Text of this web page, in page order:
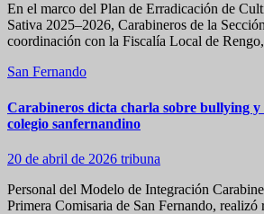
En el marco del Plan de Erradicación de
Sativa 2025–2026, Carabineros de la
coordinación con la Fiscalía Local de
San Fernando
Carabineros dicta charla sobre bullying y
colegio sanfernandino
20 de abril de 2026 tribuna
Personal del Modelo de Integración
Primera Comisaria de San Fernando, realizó